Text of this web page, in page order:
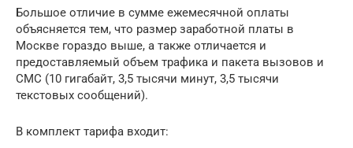
Большое отличие в сумме ежемесячной оплаты
объясняется тем, что размер заработной платы в
Москве гораздо выше, а также отличается и
предоставляемый объем трафика и пакета вызовов и
СМС (10 гигабайт, 3,5 тысячи минут, 3,5 тысячи
текстовых сообщений).
В комплект тарифа входит: